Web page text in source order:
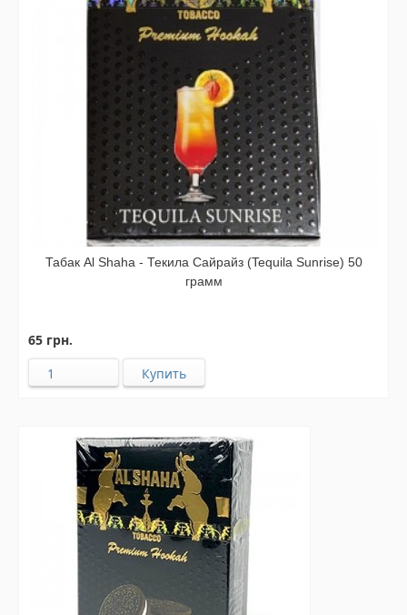
Табак Al Shaha - Текила Сайрайз (Tequila Sunrise) 50
грамм
65 грн.